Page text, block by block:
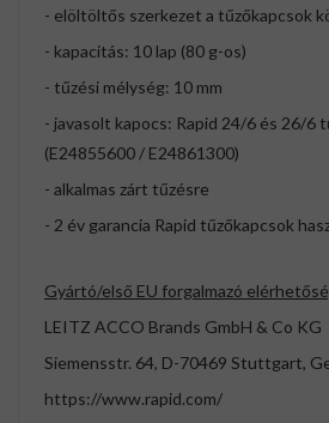
- elöltöltős szerkezet a tűzőkapcsok
- kapacitás: 10 lap (80 g-os)
- tűzési mélység: 10 mm
- javasolt kapocs: Rapid 24/6 és 26/6
(E24855600 / E24861300)
- alkalmas zárt tűzésre
- 2 év garancia Rapid tűzőkapcsok
Gyártó/első EU forgalmazó
LEITZ ACCO Brands GmbH & Co KG
Siemensstr. 64, D-70469 Stuttgart,
https://www.rapid.com/